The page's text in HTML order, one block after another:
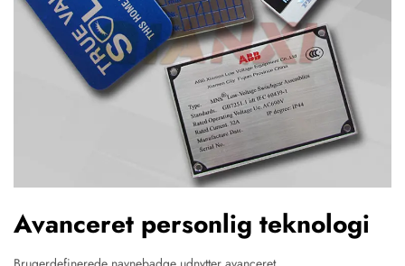
Avanceret personlig teknologi